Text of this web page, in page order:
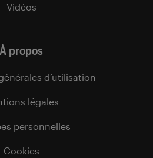
Vidéos
À propos
d’utilisation
légales
personnelles
Cookies